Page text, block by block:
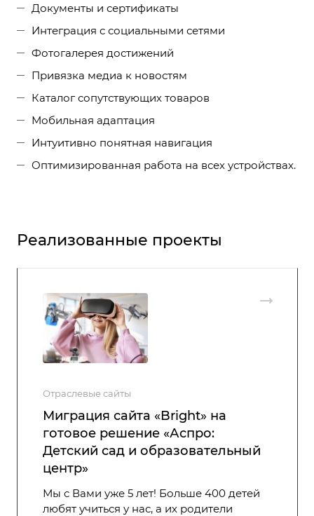
Документы и сертификаты
Интеграция с социальными сетями
Фотогалерея достижений
Привязка медиа к новостям
Каталог сопутствующих товаров
Мобильная адаптация
Интуитивно понятная навигация
Оптимизированная работа на всех устройствах.
Реализованные проекты
Отраслевые сайты
Миграция сайта «Bright» на
готовое решение «Аспро:
Детский сад и образовательный
центр»
Мы с Вами уже 5 лет! Больше 400 детей
любят учиться у нас, а их родители